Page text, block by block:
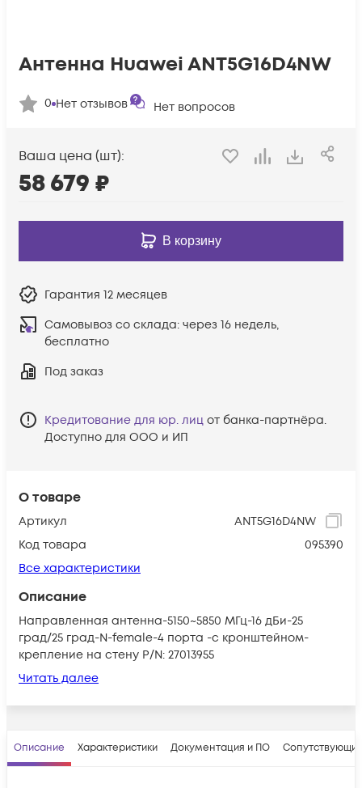
О товаре
Артикул
ANT5G16D4NW
Код товара
095390
Все характеристики
Описание
Направленная антенна-5150~5850 МГц-16 дБи-25
град/25 град-N-female-4 порта -с кронштейном-
крепление на стену P/N: 27013955
Читать далее
Антенна Huawei ANT5G16D4NW
0 Нет отзывов Нет вопросов
Ваша цена (шт):
58 679 ₽
В корзину
Гарантия 12 месяцев
Самовывоз со склада: через 16 недель,
бесплатно
Под заказ
Кредитование для юр. лиц от банка-партнёра.
Доступно для ООО и ИП
Описание Характеристики Документация и ПО